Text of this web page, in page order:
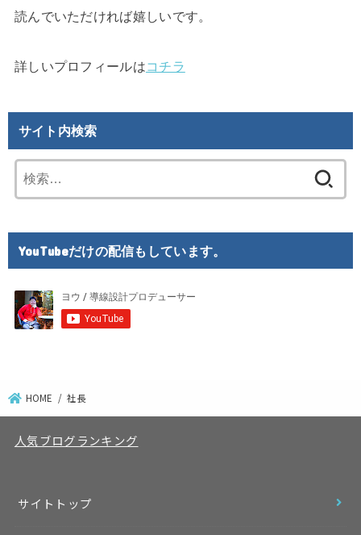
読んでいただければ嬉しいです。
詳しいプロフィールはコチラ
サイト内検索
索:
YouTubeだけの配信もしています。
HOME 社長
人気ブログランキング
サイトトップ